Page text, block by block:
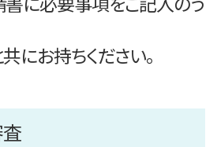
にお持ちください。